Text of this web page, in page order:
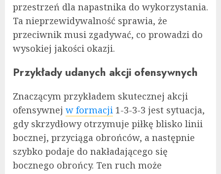
przestrzeń dla napastnika do wykorzystania.
Ta nieprzewidywalność sprawia, że
przeciwnik musi zgadywać, co prowadzi do
wysokiej jakości okazji.
Przykłady udanych akcji ofensywnych
Znaczącym przykładem skutecznej akcji
ofensywnej w formacji 1-3-3-3 jest sytuacja,
gdy skrzydłowy otrzymuje piłkę blisko linii
bocznej, przyciąga obrońców, a następnie
szybko podaje do nakładającego się
bocznego obrońcy. Ten ruch może